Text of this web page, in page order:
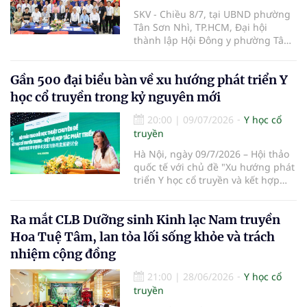
SKV - Chiều 8/7, tại UBND phường
Tân Sơn Nhì, TP.HCM, Đại hội
thành lập Hội Đông y phường Tân
kiện toàn tổ chức Hội Đông y tại cơ
sở, góp phần phát huy vai trò y học
cổ truyền trong chăm sóc sức khỏe
nhân dân.
Gần 500 đại biểu bàn về xu hướng phát triển Y
học cổ truyền trong kỷ nguyên mới
20:00 | 09/07/2026
Y học cổ
truyền
Hà Nội, ngày 09/7/2026 – Hội thảo
quốc tế với chủ đề "Xu hướng phát
triển Y học cổ truyền và kết hợp
– Dược Phenikaa. Sự kiện do Đại
học Phenikaa tổ chức, quy tụ gần
500 đại biểu là đại diện các cơ
viện cùng đông đảo chuyên gia,
nhà khoa học, bác sĩ và giảng viên
hàng đầu trong nước và quốc tế.
Ra mắt CLB Dưỡng sinh Kinh lạc Nam truyền
Hoa Tuệ Tâm, lan tỏa lối sống khỏe và trách
nhiệm cộng đồng
21:00 | 28/06/2026
Y học cổ
truyền